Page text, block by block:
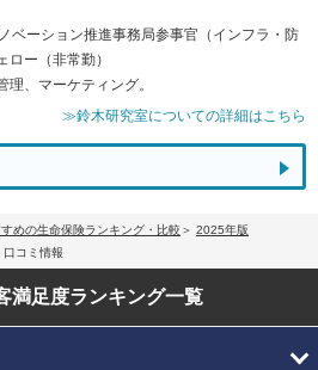
ベーション推進事務局参事官（インフラ・防
ー（非常勤）
、マーケティング。
≫鈴木研究室についての詳細はこちら
めの生命保険ランキング・比較
2025年版
コミ情報
満足度ランキング一覧